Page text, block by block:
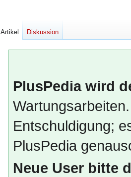
PlusPedia wird
Entschuldigung;
PlusPedia
Neue User bitte
Artikel Diskussion